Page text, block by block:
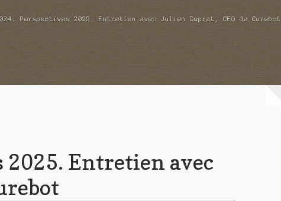
Perspectives 2025. Entretien avec Julien Duprat, CEO de Curebot
2025. Entretien avec